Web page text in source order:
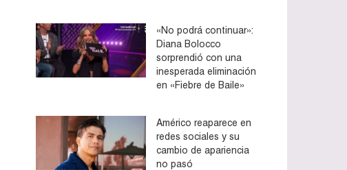
«No podrá continuar»:
Diana Bolocco
sorprendió con una
inesperada eliminación
en «Fiebre de Baile»
Américo reaparece en
redes sociales y su
cambio de apariencia
no pasó